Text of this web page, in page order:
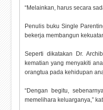
“Melainkan, harus secara
Penulis buku Single
bekerja membangun
Seperti dikatakan Dr.
kematian yang menyakiti
orangtua pada kehidupan
“Dengan begitu,
memelihara keluarganya,”